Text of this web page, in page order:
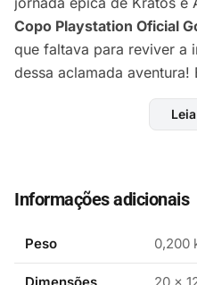
Copo Playstation Oficial
que faltava para reviver a
dessa aclamada
licenciado, traz a
diretamente para suas
Design Inspirado em
autênticos do universo
focando na nova fase
Informações adicionais
Peso 0,200